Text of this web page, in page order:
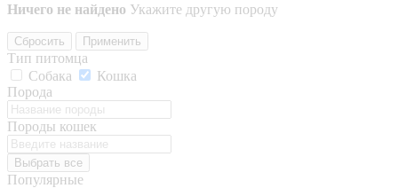
Ничего не найдено Укажите другую породу
Сбросить Применить
Тип питомца
Собака
Кошка
Порода
Породы кошек
Выбрать все
Популярные